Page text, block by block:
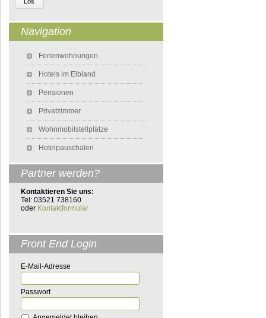
Navigation
Ferienwohnungen
Hotels im Elbland
Pensionen
Privatzimmer
Wohnmobilstellplätze
Hotelpauschalen
Partner werden?
Kontaktieren Sie uns:
Tel: 03521 738160
oder Kontaktformular
Front End Login
E-Mail-Adresse
Passwort